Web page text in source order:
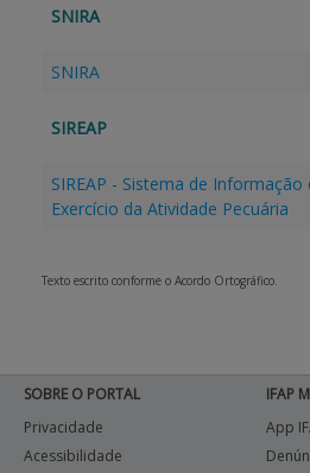
SNIRA
SNIRA
SIREAP
SIREAP - Sistema de Informação
Exercício da Atividade Pecuária
Texto escrito conforme o Acordo Ortográfico.
SOBRE O PORTAL
Privacidade
Acessibilidade
IFAP
App